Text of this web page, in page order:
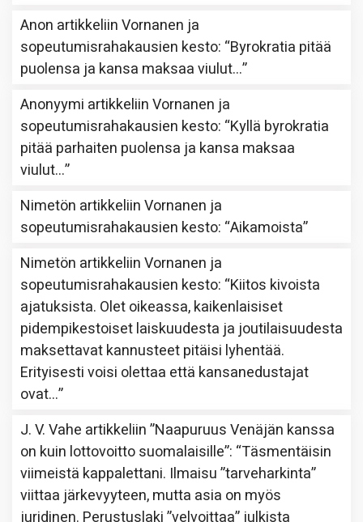
Anon artikkeliinVornanen ja
sopeutumisrahakausien kesto: “Byrokratia pitää
puolensa ja kansa maksaa viulut…”
Anonyymi artikkeliinVornanen ja
sopeutumisrahakausien kesto: “Kyllä byrokratia
pitää parhaiten puolensa ja kansa maksaa
viulut…”
Nimetön artikkeliinVornanen ja
sopeutumisrahakausien kesto: “Aikamoista”
Nimetön artikkeliinVornanen ja
sopeutumisrahakausien kesto: “Kiitos kivoista
ajatuksista. Olet oikeassa, kaikenlaisiset
pidempikestoiset laiskuudesta ja joutilaisuudesta
maksettavat kannusteet pitäisi lyhentää.
Erityisesti voisi olettaa että kansanedustajat
ovat…”
J. V. Vahe artikkeliin”Naapuruus Venäjän kanssa
on kuin lottovoitto suomalaisille”: “Täsmentäisin
viimeistä kappalettani. Ilmaisu ”tarveharkinta”
viittaa järkevyyteen, mutta asia on myös
juridinen. Perustuslaki ”velvoittaa” julkista